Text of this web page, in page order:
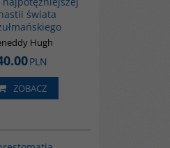
świata
Hugh
PLN
ZOBACZ